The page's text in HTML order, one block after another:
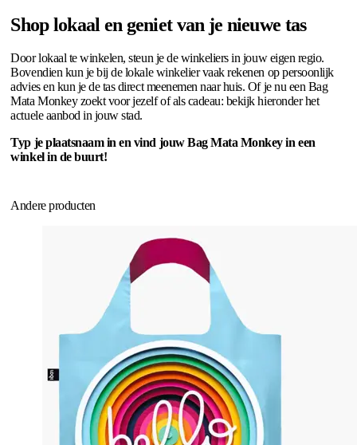
Shop lokaal en geniet van je nieuwe tas
Door lokaal te winkelen, steun je de winkeliers in jouw eigen regio.
Bovendien kun je bij de lokale winkelier vaak rekenen op persoonlijk
advies en kun je de tas direct meenemen naar huis. Of je nu een Bag
Mata Monkey zoekt voor jezelf of als cadeau: bekijk hieronder het
actuele aanbod in jouw stad.
Typ je plaatsnaam in en vind jouw Bag Mata Monkey in een
winkel in de buurt!
Andere producten